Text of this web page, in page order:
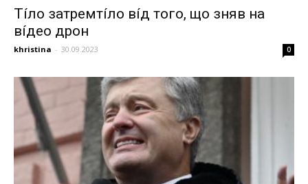
Тíло затремтíло вíд того, що зняв на
вíдео дрон
khristina - 30.09.2023 0